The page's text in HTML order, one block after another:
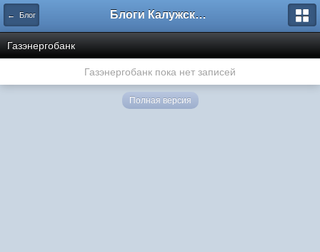
← Блог Блоги Калужского перекрестка
Газэнергобанк
Газэнергобанк пока нет записей
Полная версия